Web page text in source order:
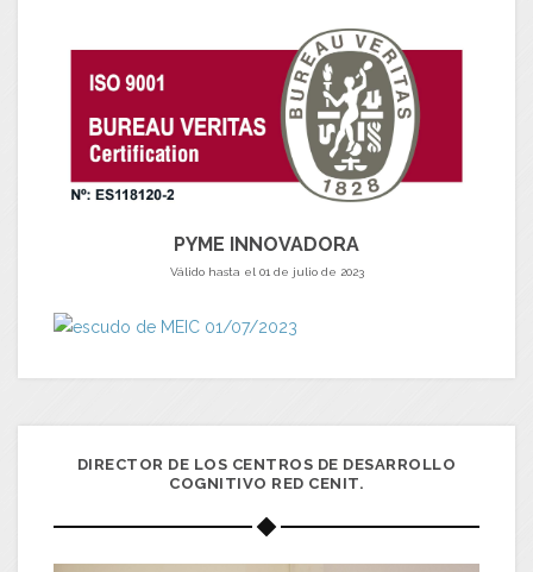
PYME INNOVADORA
Válido hasta el 01 de julio de 2023
DIRECTOR DE LOS CENTROS DE DESARROLLO
COGNITIVO RED CENIT.